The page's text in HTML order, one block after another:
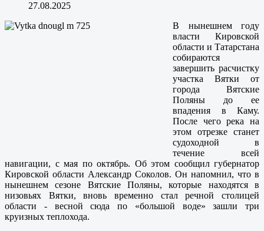
27.08.2025
В нынешнем году
власти Кировской
области и Татарстана
собираются
завершить расчистку
участка Вятки от
города Вятские
Поляны до ее
впадения в Каму.
После чего река на
этом отрезке станет
судоходной в
течение всей
навигации, с мая по октябрь. Об этом сообщил губернатор
Кировской области Александр Соколов. Он напомнил, что в
нынешнем сезоне Вятские Поляны, которые находятся в
низовьях Вятки, вновь временно стал речной столицей
области - весной сюда по «большой воде» зашли три
круизных теплохода.